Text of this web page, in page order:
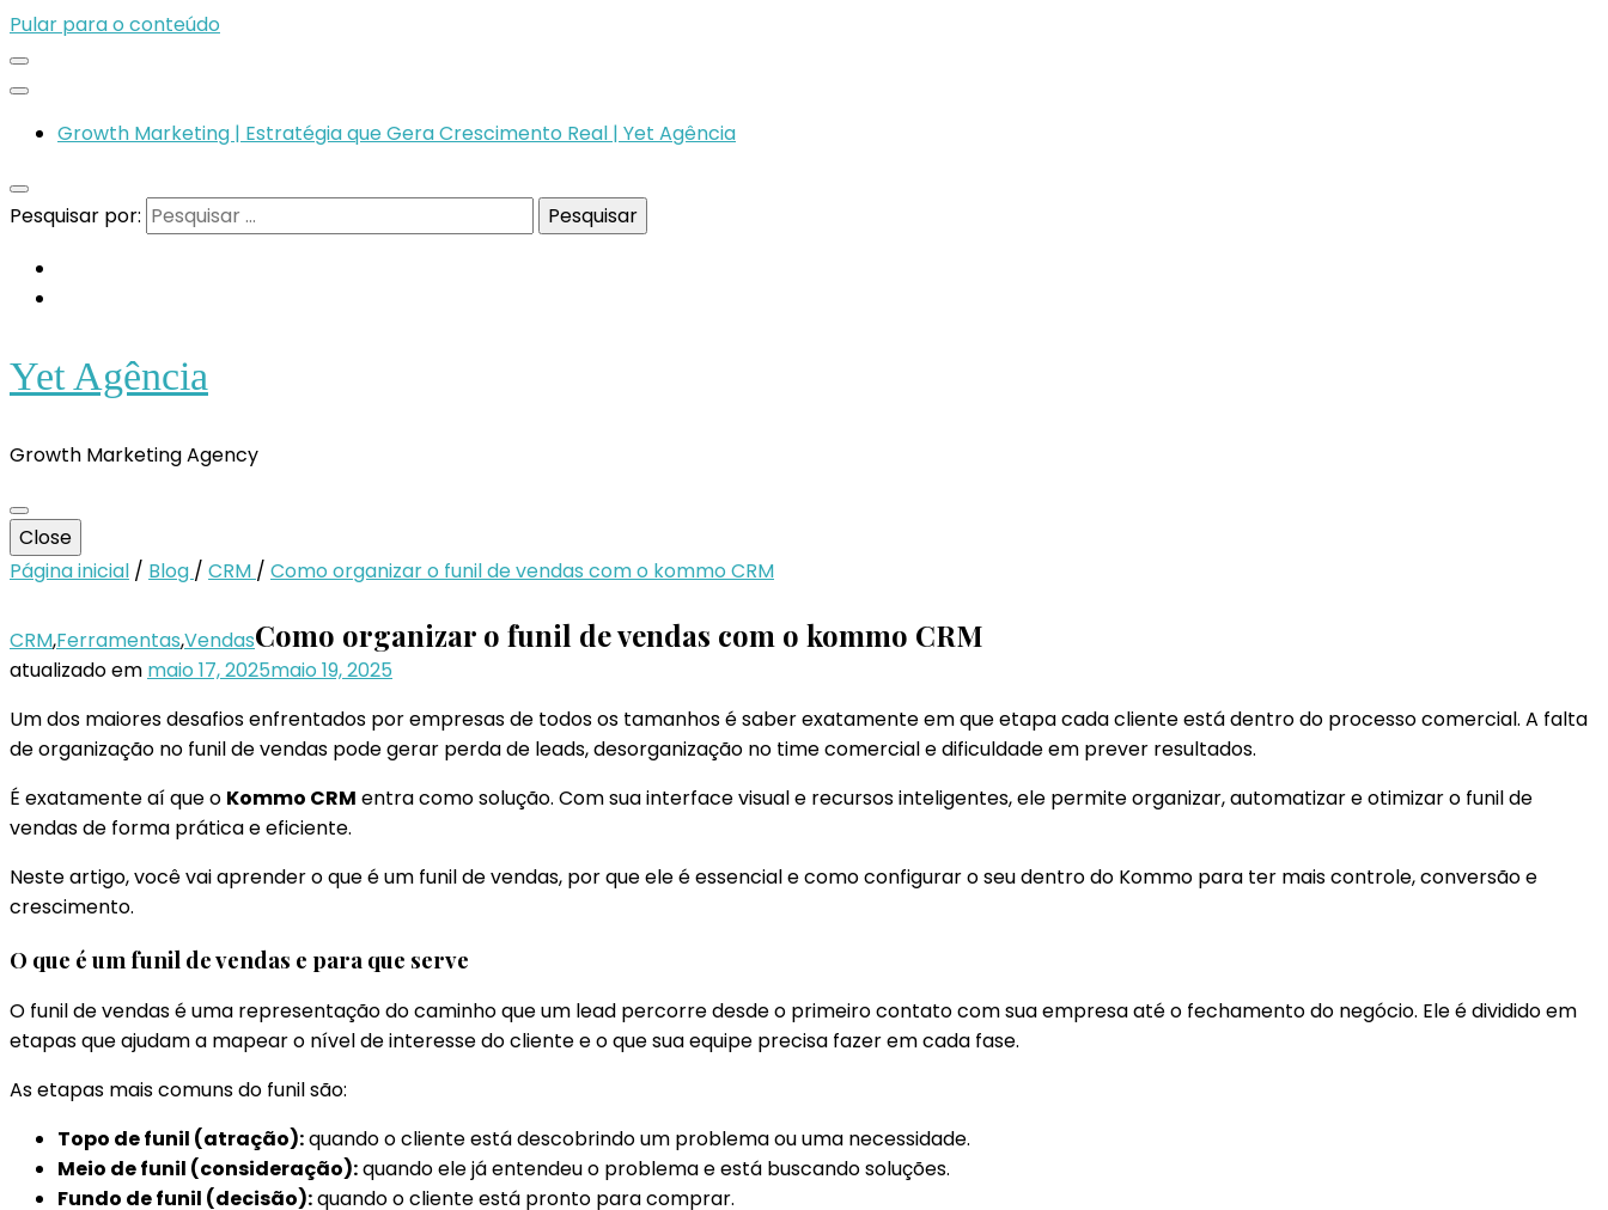
Pular para o conteúdo
Growth Marketing | Estratégia que Gera Crescimento Real | Yet Agência
Pesquisar por:
Yet Agência
Growth Marketing Agency
Close
Página inicial / Blog / CRM / Como organizar o funil de vendas com o kommo CRM
CRM,Ferramentas,VendasComo organizar o funil de vendas com o kommo CRM
atualizado em maio 17, 2025maio 19, 2025
Um dos maiores desafios enfrentados por empresas de todos os tamanhos é saber exatamente em que etapa cada cliente está dentro do processo comercial. A falta
de organização no funil de vendas pode gerar perda de leads, desorganização no time comercial e dificuldade em prever resultados.
É exatamente aí que o Kommo CRM entra como solução. Com sua interface visual e recursos inteligentes, ele permite organizar, automatizar e otimizar o funil de
vendas de forma prática e eficiente.
Neste artigo, você vai aprender o que é um funil de vendas, por que ele é essencial e como configurar o seu dentro do Kommo para ter mais controle, conversão e
crescimento.
O que é um funil de vendas e para que serve
O funil de vendas é uma representação do caminho que um lead percorre desde o primeiro contato com sua empresa até o fechamento do negócio. Ele é dividido em
etapas que ajudam a mapear o nível de interesse do cliente e o que sua equipe precisa fazer em cada fase.
As etapas mais comuns do funil são:
Topo de funil (atração):quando o cliente está descobrindo um problema ou uma necessidade.
Meio de funil (consideração):quando ele já entendeu o problema e está buscando soluções.
Fundo de funil (decisão):quando o cliente está pronto para comprar.